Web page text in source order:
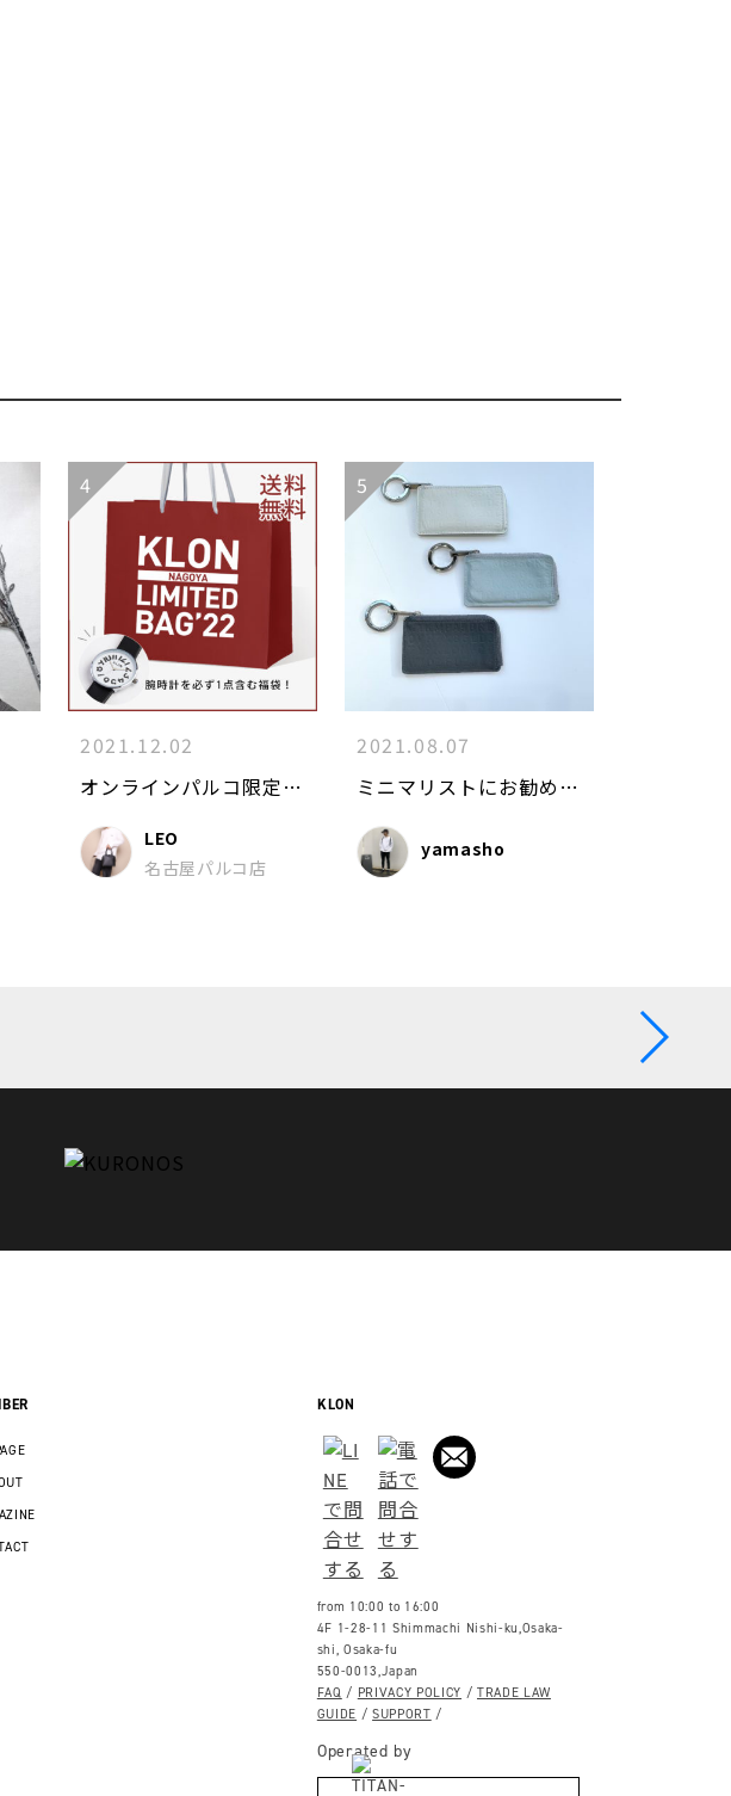
2021.12.02
オンラインパルコ限定 KLON LIMITED BAG 2022
LEO
名古屋パルコ店
2021.08.07
ミニマリストにお勧めのパスケース！
yamasho
KLON
from 10:00 to 16:00
4F 1-28-11 Shimmachi Nishi-ku,Osaka-
shi, Osaka-fu
550-0013,Japan
FAQ / PRIVACY POLICY / TRADE LAW
GUIDE /SUPPORT /
Operated by